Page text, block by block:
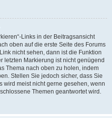
Links in der Beitragsansicht
oben auf die erste Seite des Forums
nicht sehen, dann ist die Funktion
letzten Markierung ist nicht genügend
Thema nach oben zu holen, indem
Stellen Sie jedoch sicher, dass Sie
wird meist nicht gerne gesehen, wenn
Themen geantwortet wird.